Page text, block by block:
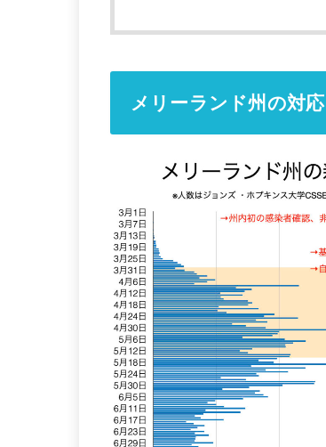
メリーランド州の対応